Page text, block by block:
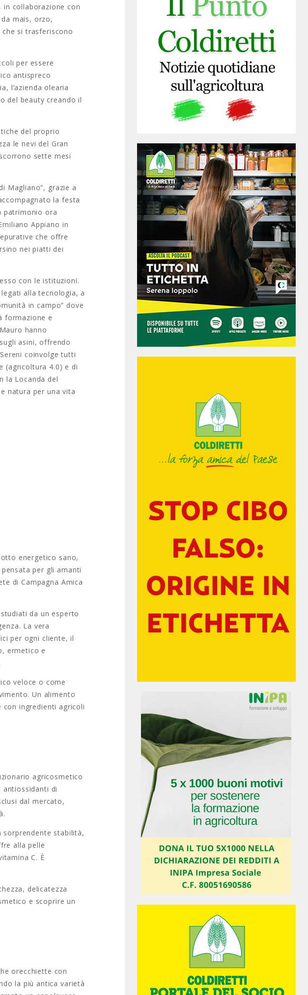
in collaborazione con
mais, orzo,
si trasferiscono
per essere
antispreco
l’azienda olearia
del beauty creando il
del proprio
le nevi del Gran
sette mesi
Magliano”, grazie a
la festa
patrimonio ora
Appiano in
che offre
nei piatti dei
con le istituzioni.
alla tecnologia, a
in campo” dove
formazione e
hanno
asini, offrendo
coinvolge tutti
(agricoltura 4.0) e di
la Locanda del
natura per una vita
energetico sano,
per gli amanti
di Campagna Amica
da un esperto
La vera
per ogni cliente, il
ermetico e
veloce o come
Un alimento
ingredienti agricoli
agricosmetico
di
dal mercato,
sorprendente stabilità,
alla pelle
C. È
delicatezza
e scoprire un
orecchiette con
la più antica varietà